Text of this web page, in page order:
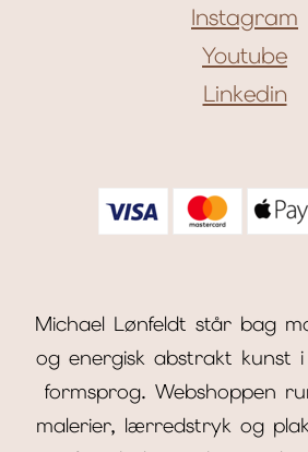
Instagram
Youtube
Linkedin
Michael Lønfeldt står bag
og energisk abstrakt kunst i
formsprog. Webshoppen
malerier, lærredstryk og